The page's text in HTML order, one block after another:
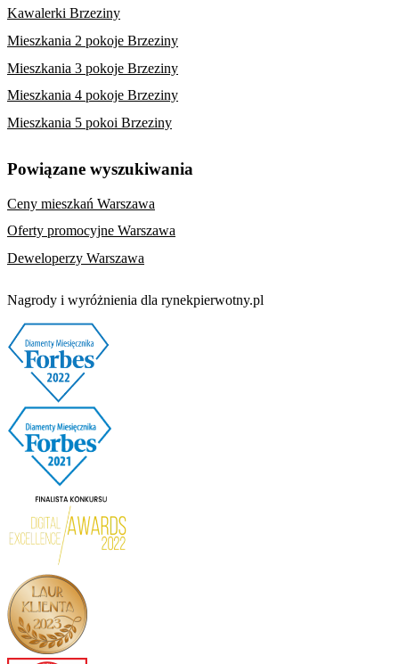
Kawalerki Brzeziny
Mieszkania 2 pokoje Brzeziny
Mieszkania 3 pokoje Brzeziny
Mieszkania 4 pokoje Brzeziny
Mieszkania 5 pokoi Brzeziny
Powiązane wyszukiwania
Ceny mieszkań Warszawa
Oferty promocyjne Warszawa
Deweloperzy Warszawa
Nagrody i wyróżnienia dla rynekpierwotny.pl